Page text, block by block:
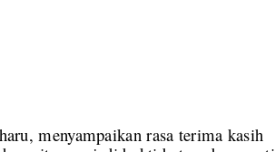
menyampaikan rasa terima kasih